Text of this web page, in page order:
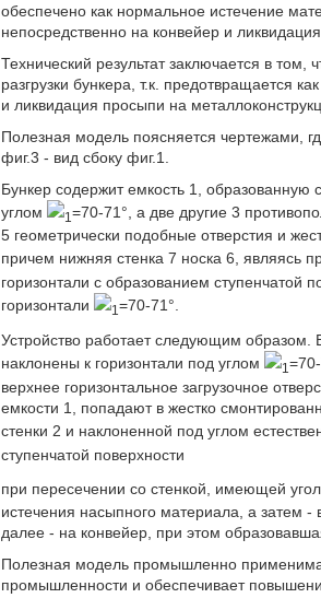
обеспечено как нормальное истечение
непосредственно на конвейер и
Технический результат заключается в
разгрузки бункера, т.к. предотвращается
и ликвидация просыпи на
Полезная модель поясняется чертежами,
фиг.3 - вид сбоку фиг.1.
Бункер содержит емкость 1, образованную
углом
1 =70-71°, а две другие 3
5 геометрически подобные отверстия и
причем нижняя стенка 7 носка 6, являясь
горизонтали с образованием ступенчатой
горизонтали
1 =70-71°.
Устройство работает следующим образом.
наклонены к горизонтали под углом
1
верхнее горизонтальное загрузочное
емкости 1, попадают в жестко
стенки 2 и наклоненной под углом
ступенчатой поверхности
при пересечении со стенкой, имеющей угол
истечения насыпного материала, а затем -
далее - на конвейер, при этом
Полезная модель промышленно применима
промышленности и обеспечивает